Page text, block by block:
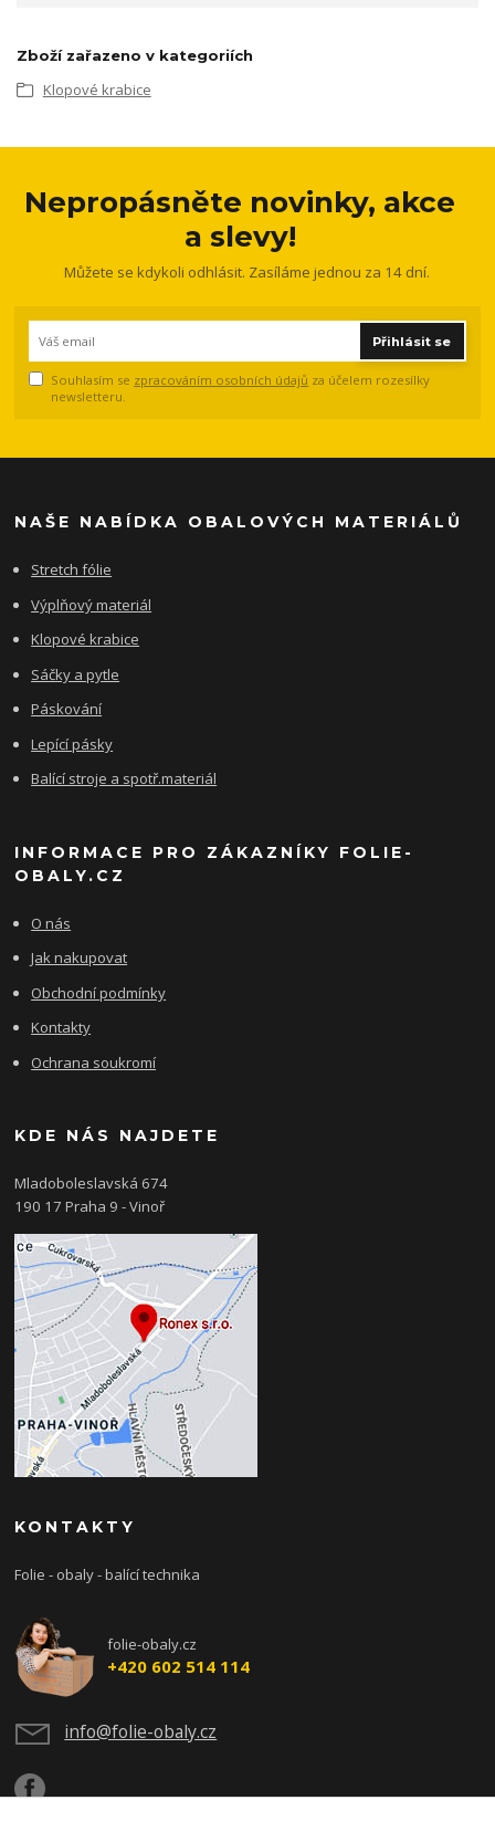
Zboží zařazeno v kategoriích
Klopové krabice
Nepropásněte novinky, akce
a slevy!
Můžete se kdykoli odhlásit. Zasíláme jednou za 14 dní.
Přihlásit se
Souhlasím se zpracováním osobních údajů za účelem rozesílky
newsletteru.
NAŠE NABÍDKA OBALOVÝCH MATERIÁLŮ
Stretch fólie
Výplňový materiál
Klopové krabice
Sáčky a pytle
Páskování
Lepící pásky
Balící stroje a spotř.materiál
INFORMACE PRO ZÁKAZNÍKY FOLIE-
OBALY.CZ
O nás
Jak nakupovat
Obchodní podmínky
Kontakty
Ochrana soukromí
KDE NÁS NAJDETE
Mladoboleslavská 674
190 17 Praha 9 - Vinoř
KONTAKTY
Folie - obaly - balící technika
folie-obaly.cz
+420 602 514 114
info@folie-obaly.cz